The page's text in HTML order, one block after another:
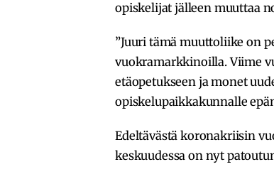
opiskelijat jälleen muuttaa
”Juuri tämä muuttoliike on
vuokramarkkinoilla. Viime
etäopetukseen ja monet
opiskelupaikkakunnalle
Edeltävästä koronakriisin
keskuudessa on nyt